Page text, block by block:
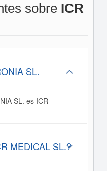
sobre ICR
SL.
SL. es ICR
MEDICAL SL.?